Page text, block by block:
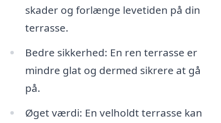
skader og forlænge levetiden på din
terrasse.
Bedre sikkerhed: En ren terrasse er
mindre glat og dermed sikrere at gå
på.
Øget værdi: En velholdt terrasse kan